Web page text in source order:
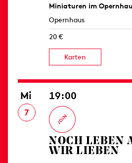
Miniaturen im
Opernhaus
20 €
Karten
Mi
7
19:00
NOCH LEBEN
WIR LIEBEN